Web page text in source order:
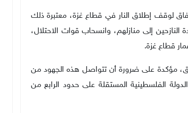
لوقف إطلاق النار في قطاع غزة، معتبرة ذلك
إلى منازلهم، وانسحاب قوات الاحتلال،
قطاع غزة.
مؤكدة على ضرورة أن تتواصل هذه الجهود من
الفلسطينية المستقلة على حدود الرابع من